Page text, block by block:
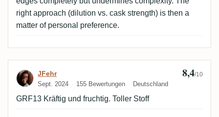
right approach (dilution vs. cask strength) is then a
matter of personal preference.
Bewertung von JFehr
JFehr
Sept. 2024 155 Bewertungen Deutschland
8,4/10
GRF13 Kräftig und fruchtig. Toller Stoff